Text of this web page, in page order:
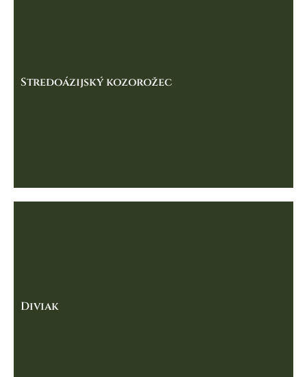
Stredoázijský kozorožec
Diviak